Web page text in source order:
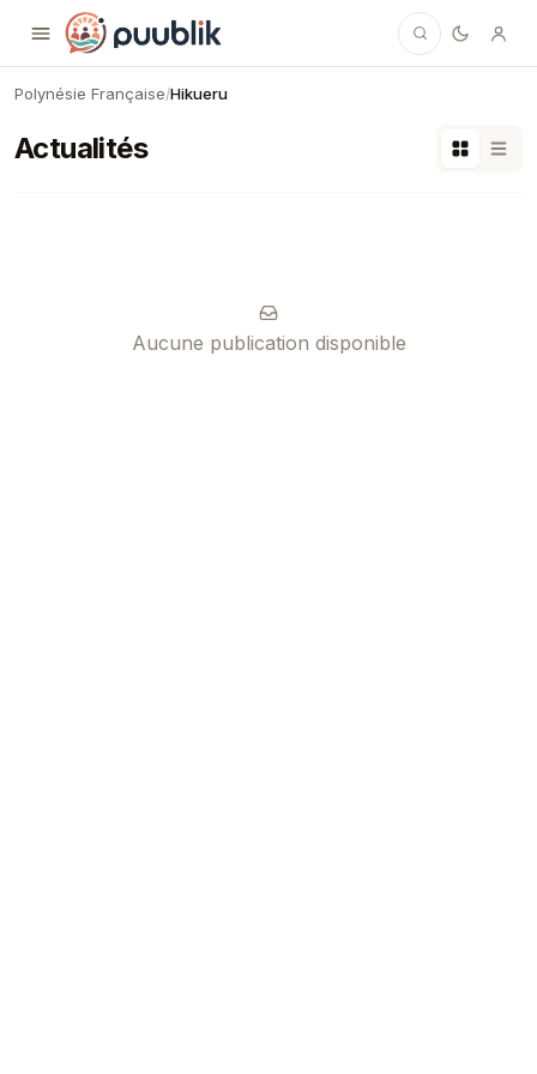
Puublik
Polynésie Française/Hikueru
Actualités
Aucune publication disponible